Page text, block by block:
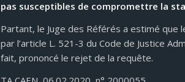
pas susceptibles de compromettre la
Partant, le Juge des Référés a estimé que
par l’article L. 521-3 du Code de Justice
fait, prononcé le rejet de la requête.